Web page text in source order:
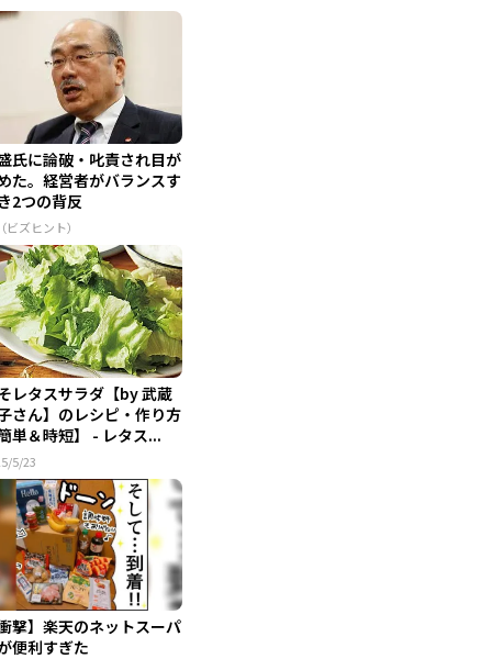
氏に論破・叱責され目が
た。経営者がバランスす
2つの背反
ビズヒント）
レタスサラダ【by 武蔵
さん】のレシピ・作り方
単＆時短】 - レタス...
5/23
撃】楽天のネットスーパ
便利すぎた